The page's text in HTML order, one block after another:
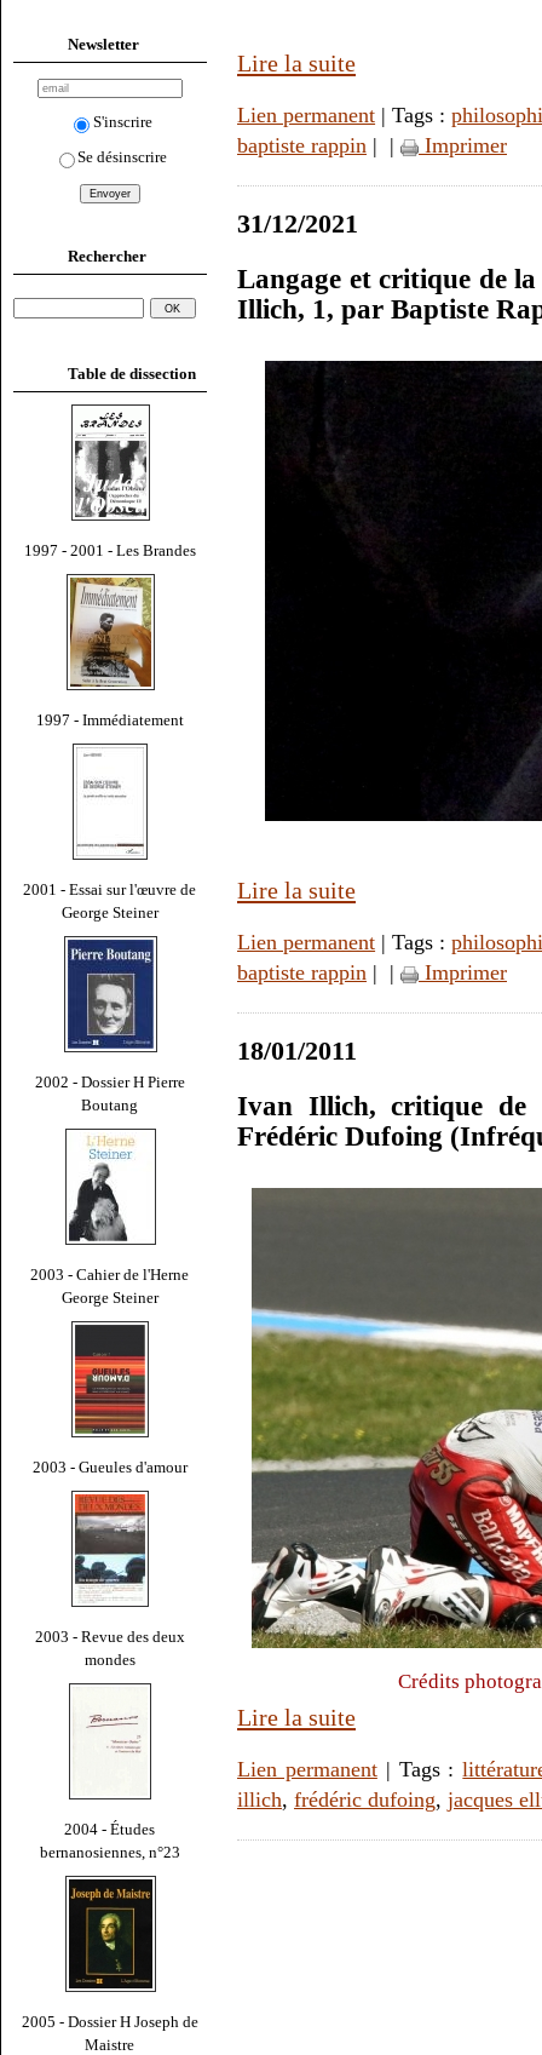
Newsletter
S'inscrire
Se désinscrire
Rechercher
Table de dissection
1997 - 2001 - Les Brandes
1997 - Immédiatement
2001 - Essai sur l'œuvre de
George Steiner
2002 - Dossier H Pierre
Boutang
2003 - Cahier de l'Herne
George Steiner
2003 - Gueules d'amour
2003 - Revue des deux
mondes
2004 - Études
bernanosiennes, n°23
2005 - Dossier H Joseph de
Maistre
Lire la suite
Lien permanent | Tags :
baptiste rappin | | Imprimer
31/12/2021
Langage et critique de
Illich, 1, par Baptiste
Lire la suite
Lien permanent | Tags :
baptiste rappin | | Imprimer
18/01/2011
Ivan Illich, critique de
Frédéric Dufoing
Crédits
Lire la suite
Lien permanent| Tags :
illich, frédéric dufoing, jacques